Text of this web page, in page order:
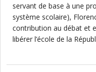
servant de base à une
système scolaire),
contribution au débat et
libérer l’école de la